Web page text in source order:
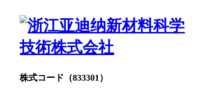
株式コード（833301）